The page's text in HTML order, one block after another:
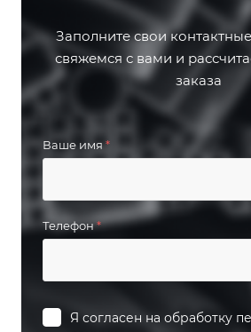
Заполните свои
свяжемся с вами и
заказа
Ваше имя *
Телефон*
Я согласен на обработку